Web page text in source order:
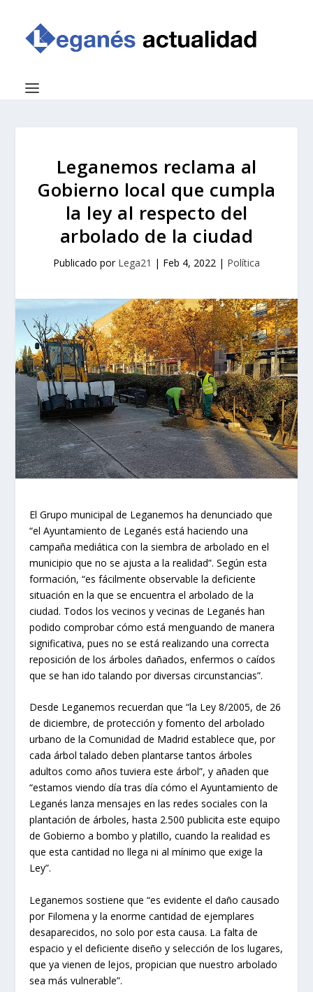
Leganemos reclama al
Gobierno local que cumpla
la ley al respecto del
arbolado de la ciudad
Publicado por Lega21 | Feb 4, 2022 | Política
El Grupo municipal de Leganemos ha denunciado que
“el Ayuntamiento de Leganés está haciendo una
campaña mediática con la siembra de arbolado en el
municipio que no se ajusta a la realidad”. Según esta
formación, “es fácilmente observable la deficiente
situación en la que se encuentra el arbolado de la
ciudad. Todos los vecinos y vecinas de Leganés han
podido comprobar cómo está menguando de manera
significativa, pues no se está realizando una correcta
reposición de los árboles dañados, enfermos o caídos
que se han ido talando por diversas circunstancias”.
Desde Leganemos recuerdan que “la Ley 8/2005, de 26
de diciembre, de protección y fomento del arbolado
urbano de la Comunidad de Madrid establece que, por
cada árbol talado deben plantarse tantos árboles
adultos como años tuviera este árbol”, y añaden que
“estamos viendo día tras día cómo el Ayuntamiento de
Leganés lanza mensajes en las redes sociales con la
plantación de árboles, hasta 2.500 publicita este equipo
de Gobierno a bombo y platillo, cuando la realidad es
que esta cantidad no llega ni al mínimo que exige la
Ley”.
Leganemos sostiene que “es evidente el daño causado
por Filomena y la enorme cantidad de ejemplares
desaparecidos, no solo por esta causa. La falta de
espacio y el deficiente diseño y selección de los lugares,
que ya vienen de lejos, propician que nuestro arbolado
sea más vulnerable”.